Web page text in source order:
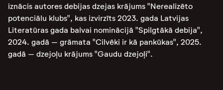
iznācis autores debijas dzejas krājums "Nerealizēto
potenciālu klubs", kas izvirzīts 2023. gada Latvijas
Literatūras gada balvai nominācijā "Spilgtākā debija",
2024. gadā – grāmata "Cilvēki ir kā pankūkas", 2025.
gadā – dzejoļu krājums "Gaudu dzejoļi".